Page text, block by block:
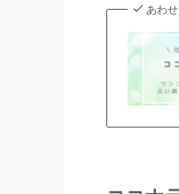
あわ